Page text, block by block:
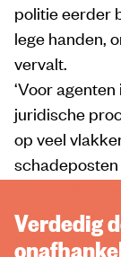
politie eerder
lege handen,
vervalt.
‘Voor
juridische
op veel
of
politie
binnen de
Verdedig